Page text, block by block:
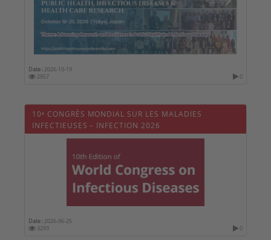
Date : 2026-10-19
2857
0
10ᵉ CONGRÈS MONDIAL SUR LES MALADIES
INFECTIEUSES – INFECTION 2026
Date : 2026-06-25
3293
0